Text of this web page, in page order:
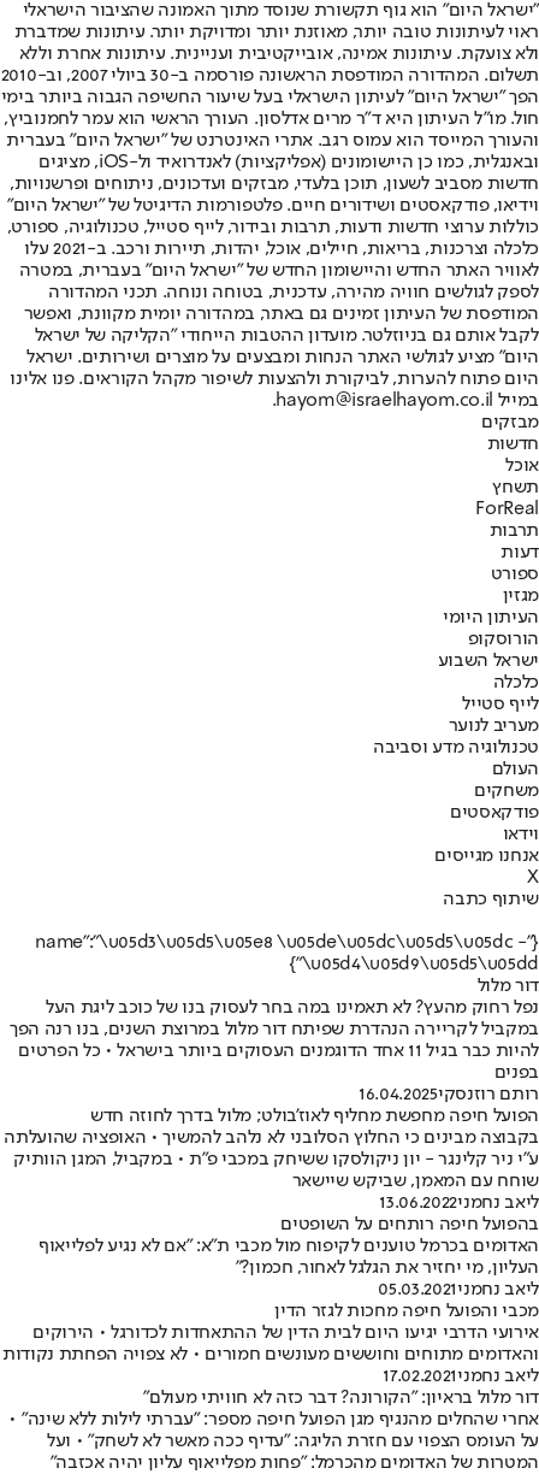
"ישראל היום" הוא גוף תקשורת שנוסד מתוך האמונה שהציבור הישראלי
ראוי לעיתונות טובה יותר, מאוזנת יותר ומדויקת יותר. עיתונות שמדברת
ולא צועקת. עיתונות אמינה, אובייקטיבית ועניינית. עיתונות אחרת וללא
תשלום. המהדורה המודפסת הראשונה פורסמה ב-30 ביולי 2007, וב-2010
הפך "ישראל היום" לעיתון הישראלי בעל שיעור החשיפה הגבוה ביותר בימי
חול. מו"ל העיתון היא ד"ר מרים אדלסון. העורך הראשי הוא עמר לחמנוביץ,
והעורך המייסד הוא עמוס רגב. אתרי האינטרנט של "ישראל היום" בעברית
ובאנגלית, כמו כן היישומונים (אפליקציות) לאנדרואיד ול-iOS, מציגים
חדשות מסביב לשעון, תוכן בלעדי, מבזקים ועדכונים, ניתוחים ופרשנויות,
וידיאו, פודקאסטים ושידורים חיים. פלטפורמות הדיגיטל של "ישראל היום"
כוללות ערוצי חדשות ודעות, תרבות ובידור, לייף סטייל, טכנולוגיה, ספורט,
כלכלה וצרכנות, בריאות, חיילים, אוכל, יהדות, תיירות ורכב. ב-2021 עלו
לאוויר האתר החדש והיישומון החדש של "ישראל היום" בעברית, במטרה
לספק לגולשים חוויה מהירה, עדכנית, בטוחה ונוחה. תכני המהדורה
המודפסת של העיתון זמינים גם באתר, במהדורה יומית מקוונת, ואפשר
לקבל אותם גם בניוזלטר. מועדון ההטבות הייחודי "הקליקה של ישראל
היום" מציע לגולשי האתר הנחות ומבצעים על מוצרים ושירותים. ישראל
היום פתוח להערות, לביקורת ולהצעות לשיפור מקהל הקוראים. פנו אלינו
במייל hayom@israelhayom.co.il.
מבזקים
חדשות
אוכל
תשחץ
ForReal
תרבות
דעות
ספורט
מגזין
העיתון היומי
הורוסקופ
ישראל השבוע
כלכלה
לייף סטייל
מעריב לנוער
טכנולוגיה מדע וסביבה
העולם
משחקים
פודקאסטים
וידאו
אנחנו מגייסים
X
שיתוף כתבה
{"name":"\u05d3\u05d5\u05e8 \u05de\u05dc\u05d5\u05dc -
\u05d4\u05d9\u05d5\u05dd"}
דור מלול
נפל רחוק מהעץ? לא תאמינו במה בחר לעסוק בנו של כוכב ליגת העל
במקביל לקריירה הנהדרת שפיתח דור מלול במרוצת השנים, בנו רנה הפך
להיות כבר בגיל 11 אחד הדוגמנים העסוקים ביותר בישראל • כל הפרטים
בפנים
רותם רוזנסקי16.04.2025
הפועל חיפה מחפשת מחליף לאוז'בולט; מלול בדרך לחוזה חדש
בקבוצה מבינים כי החלוץ הסלובני לא נלהב להמשיך • האופציה שהועלתה
ע"י ניר קלינגר - יון ניקולסקו ששיחק במכבי פ"ת • במקביל, המגן הוותיק
שוחח עם המאמן, שביקש שיישאר
ליאב נחמני13.06.2022
בהפועל חיפה רותחים על השופטים
האדומים בכרמל טוענים לקיפוח מול מכבי ת"א: "אם לא נגיע לפלייאוף
העליון, מי יחזיר את הגלגל לאחור, חכמון?"
ליאב נחמני05.03.2021
מכבי והפועל חיפה מחכות לגזר הדין
אירועי הדרבי יגיעו היום לבית הדין של ההתאחדות לכדורגל • הירוקים
והאדומים מתוחים וחוששים מעונשים חמורים • לא צפויה הפחתת נקודות
ליאב נחמני17.02.2021
דור מלול בראיון: "הקורונה? דבר כזה לא חוויתי מעולם"
אחרי שהחלים מהנגיף מגן הפועל חיפה מספר: "עברתי לילות ללא שינה" •
על העומס הצפוי עם חזרת הליגה: "עדיף ככה מאשר לא לשחק" • ועל
המטרות של האדומים מהכרמל: "פחות מפלייאוף עליון יהיה אכזבה"